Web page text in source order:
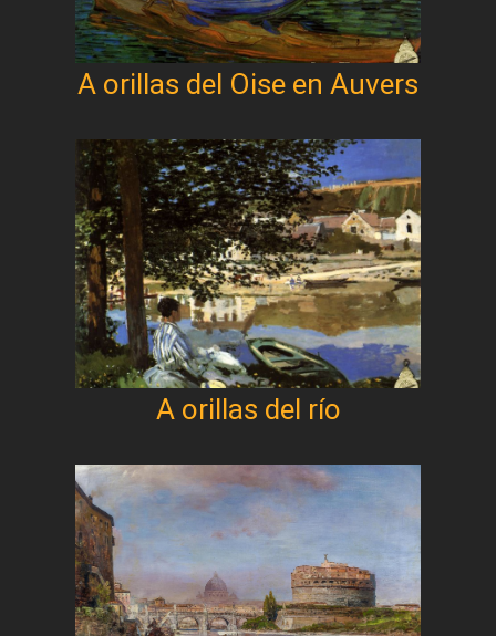
A orillas del Oise en Auvers
A orillas del río